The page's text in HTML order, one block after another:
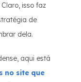
isso faz
de
dela.
aqui está
no site que